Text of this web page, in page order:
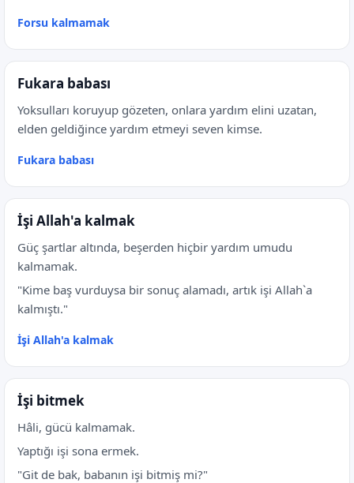
Forsu kalmamak
Fukara babası
Yoksulları koruyup gözeten, onlara yardım elini uzatan,
elden geldiğince yardım etmeyi seven kimse.
Fukara babası
İşi Allah'a kalmak
Güç şartlar altında, beşerden hiçbir yardım umudu
kalmamak.
"Kime baş vurduysa bir sonuç alamadı, artık işi Allah`a
kalmıştı."
İşi Allah'a kalmak
İşi bitmek
Hâli, gücü kalmamak.
Yaptığı işi sona ermek.
"Git de bak, babanın işi bitmiş mi?"